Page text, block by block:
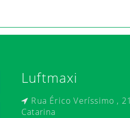
Luftmaxi
Rua Érico Veríssimo ,
Catarina